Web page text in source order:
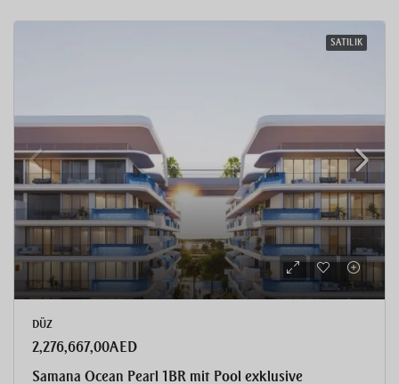
SATILIK
DÜZ
2,276,667,00AED
Samana Ocean Pearl 1BR mit Pool exklusive